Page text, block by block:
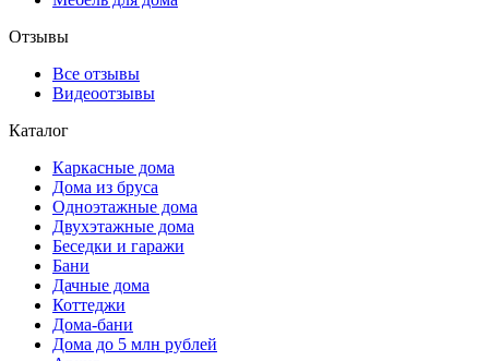
Отзывы
Все отзывы
Видеоотзывы
Каталог
Каркасные дома
Дома из бруса
Одноэтажные дома
Двухэтажные дома
Беседки и гаражи
Бани
Дачные дома
Коттеджи
Дома-бани
Дома до 5 млн рублей